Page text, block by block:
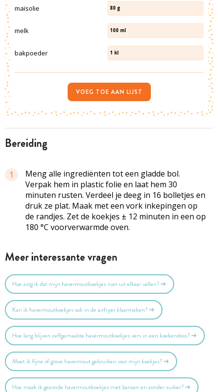
bereiding
1
Meng alle ingrediënten tot een gladde bol.
Verpak hem in plastic folie en laat hem 30
minuten rusten. Verdeel je deeg in 16 bolletjes en
druk ze plat. Maak met een vork inkepingen op
de randjes. Zet de koekjes ± 12 minuten in een op
180 °C voorverwarmde oven.
Meer interessante vragen
Hoe zorg ik dat mijn havermoutkoekjes niet uit elkaar vallen?
Kan ik havermoutkoekjes ook in de airfryer klaarmaken?
Hoe lang blijven zelfgemaakte havermoutkoekjes vers in een koekendoos?
Moet ik fijne of grove havermout gebruiken voor mijn koekjes?
Hoe maak ik gezonde havermoutkoekjes met banaan en zonder suiker?
maïsolie 80 g
melk 100 ml
bakpoeder 1 kl
VOEG TOE AAN LIJST